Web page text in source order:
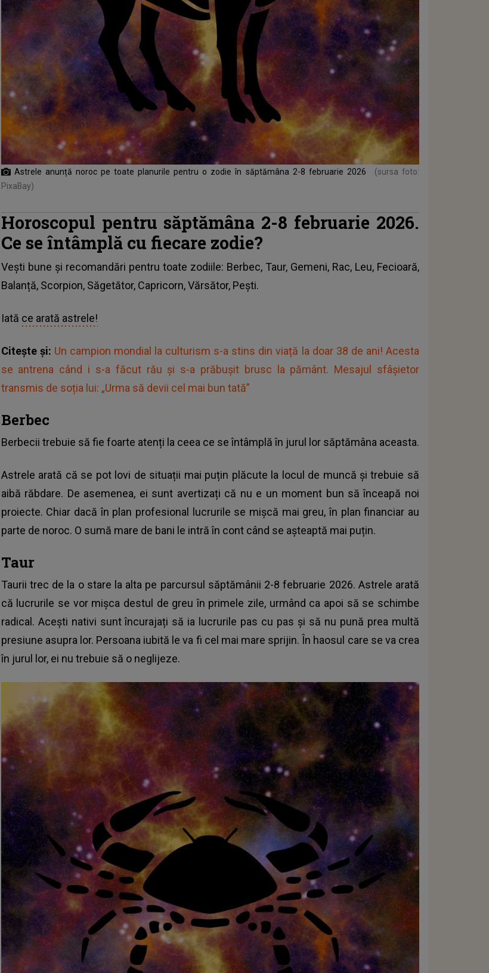
Astrele anunță noroc pe toate planurile pentru o zodie în săptămâna 2-8 februarie 2026
(sursa foto:
PixaBay)
Horoscopul pentru săptămâna 2-8 februarie 2026.
Ce se întâmplă cu fiecare zodie?
Vești bune și recomandări pentru toate zodiile: Berbec, Taur, Gemeni, Rac, Leu, Fecioară,
Balanță, Scorpion, Săgetător, Capricorn, Vărsător, Pești.
Iată ce arată astrele!
Citește și: Un campion mondial la culturism s-a stins din viață la doar 38 de ani! Acesta
se antrena când i s-a făcut rău și s-a prăbușit brusc la pământ. Mesajul sfâșietor
transmis de soția lui: „Urma să devii cel mai bun tată”
Berbec
Berbecii trebuie să fie foarte atenți la ceea ce se întâmplă în jurul lor săptămâna aceasta.
Astrele arată că se pot lovi de situații mai puțin plăcute la locul de muncă și trebuie să
aibă răbdare. De asemenea, ei sunt avertizați că nu e un moment bun să înceapă noi
proiecte. Chiar dacă în plan profesional lucrurile se mișcă mai greu, în plan financiar au
parte de noroc. O sumă mare de bani le intră în cont când se așteaptă mai puțin.
Taur
Taurii trec de la o stare la alta pe parcursul săptămânii 2-8 februarie 2026. Astrele arată
că lucrurile se vor mișca destul de greu în primele zile, urmând ca apoi să se schimbe
radical. Acești nativi sunt încurajați să ia lucrurile pas cu pas și să nu pună prea multă
presiune asupra lor. Persoana iubită le va fi cel mai mare sprijin. În haosul care se va crea
în jurul lor, ei nu trebuie să o neglijeze.